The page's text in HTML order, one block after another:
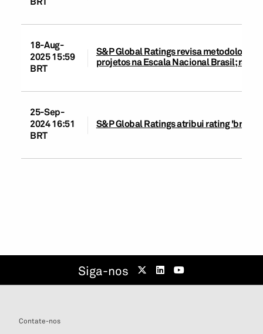
18-Aug-
2025 15:59
BRT
S&P Global Ratings revisa
projetos na Escala Nacional Brasil;
25-Sep-
2024 16:51
BRT
S&P Global Ratings atribui rating 'brAA-
Siga-nos
Contate-nos